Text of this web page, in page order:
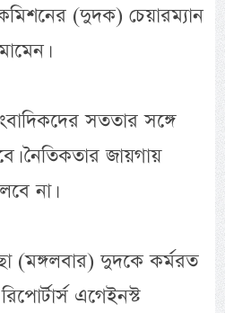
(দুদক) চেয়ারম্যান
সততার সঙ্গে
নৈতিকতার জায়গায়
না।
(মঙ্গলবার) দুদকে কর্মরত
এগেইনস্ট